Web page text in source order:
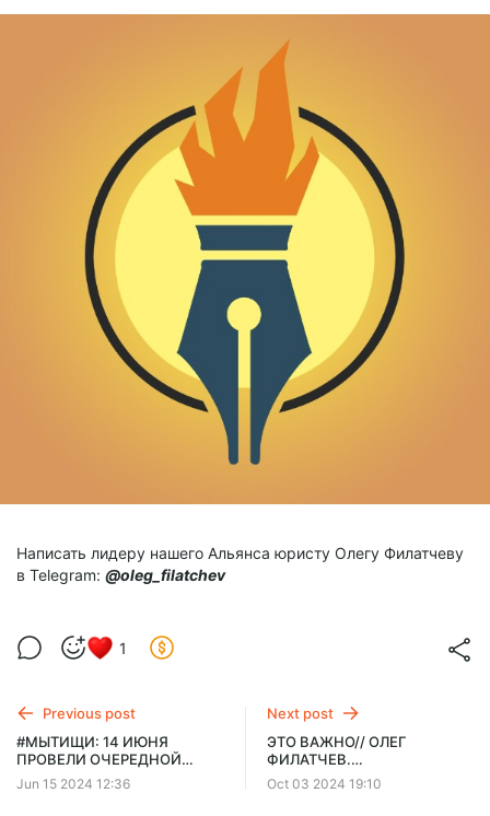
Написать лидеру нашего Альянса юристу Олегу Филатчеву
в Telegram: @oleg_filatchev
1
Previous post
#МЫТИЩИ: 14 ИЮНЯ
ПРОВЕЛИ ОЧЕРЕДНОЙ
ОБХОД МУНИЦИПАЛЬНОЙ
ИНФРАСТРУКТУРЫ
Jun 15 2024 12:36
Next post
ЭТО ВАЖНО// ОЛЕГ
ФИЛАТЧЕВ.
#ОСЕННИЙ_ПРИЗЫВ:
ЗАКОННЫЕ СПОСОБЫ
Oct 03 2024 19:10